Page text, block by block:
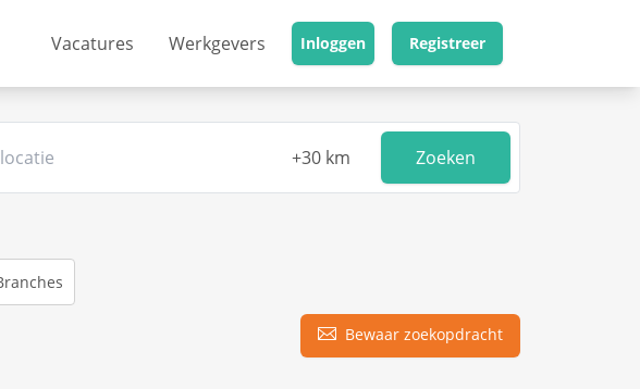
Vacatures Werkgevers Inloggen Registreer
Zoeken
Bewaar zoekopdracht